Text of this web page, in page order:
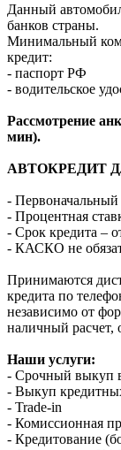
Данный
банков страны.
Минимальный
кредит:
- паспорт РФ
- водительское
Рассмотрение
мин).
АВТОКРЕДИТ
- Первоначальный
- Процентная
- Срок кредита –
- КАСКО не
Принимаются
кредита по
независимо от
наличный расчет,
Наши услуги:
- Срочный выкуп
- Выкуп
- Trade-in
- Комиссионная
- Кредитование